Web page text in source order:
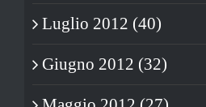
Luglio 2012 (40)
Giugno 2012 (32)